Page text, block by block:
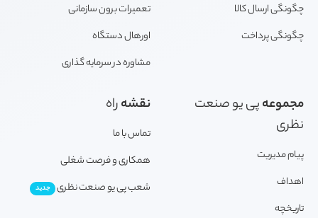
چگونگی ارسال کالا
چگونگی پرداخت
تعمیرات برون سازمانی
اورهال دستگاه
مشاوره در سرمایه گذاری
مجموعهپی یو صنعت
نظری
پیام مدیریت
اهداف
تاریخچه
نقشهراه
تماس با ما
همکاری و فرصت شغلی
شعب پی یو صنعت نظری جدید